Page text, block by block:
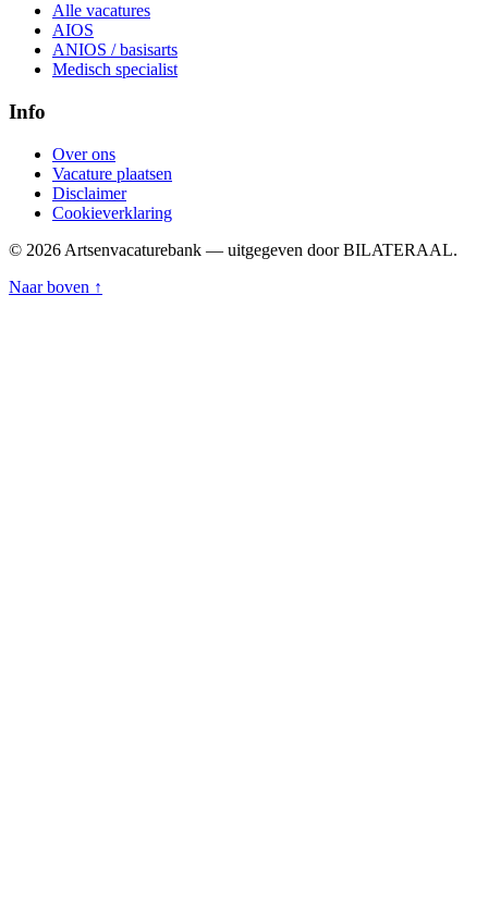
Alle vacatures
AIOS
ANIOS / basisarts
Medisch specialist
Info
Over ons
Vacature plaatsen
Disclaimer
Cookieverklaring
© 2026 Artsenvacaturebank — uitgegeven door BILATERAAL.
Naar boven ↑